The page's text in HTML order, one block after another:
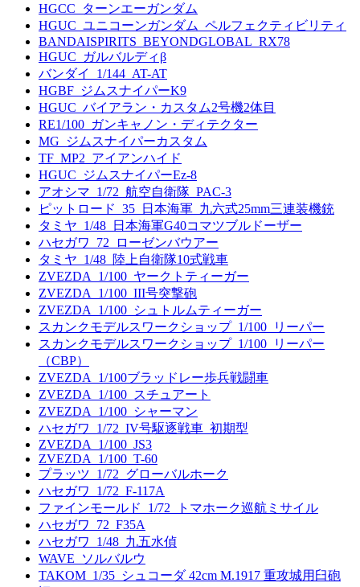
HGCC_ターンエーガンダム
HGUC_ユニコーンガンダム_ペルフェクティビリティ
BANDAISPIRITS_BEYONDGLOBAL_RX78
HGUC_ガルバルディβ
バンダイ_1/144_AT-AT
HGBF_ジムスナイパーK9
HGUC_バイアラン・カスタム2号機2体目
RE1/100_ガンキャノン・ディテクター
MG_ジムスナイパーカスタム
TF_MP2_アイアンハイド
HGUC_ジムスナイパーEz-8
アオシマ_1/72_航空自衛隊_PAC-3
ピットロード_35_日本海軍_九六式25mm三連装機銃
タミヤ_1/48_日本海軍G40コマツブルドーザー
ハセガワ_72_ローゼンバウアー
タミヤ_1/48_陸上自衛隊10式戦車
ZVEZDA_1/100_ヤークトティーガー
ZVEZDA_1/100_III号突撃砲
ZVEZDA_1/100_シュトルムティーガー
スカンクモデルスワークショップ_1/100_リーパー
スカンクモデルスワークショップ_1/100_リーパー
（CBP）
ZVEZDA_1/100ブラッドレー歩兵戦闘車
ZVEZDA_1/100_スチュアート
ZVEZDA_1/100_シャーマン
ハセガワ_1/72_IV号駆逐戦車_初期型
ZVEZDA_1/100_JS3
ZVEZDA_1/100_T-60
プラッツ_1/72_グローバルホーク
ハセガワ_1/72_F-117A
ファインモールド_1/72_トマホーク巡航ミサイル
ハセガワ_72_F35A
ハセガワ_1/48_九五水偵
WAVE_ソルバルウ
TAKOM_1/35_シュコーダ 42cm M.1917 重攻城用臼砲